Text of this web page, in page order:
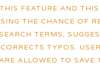
FEATURE AND
THE CHANCE OF
TERMS,
TYPOS.
ALLOWED TO SAVE